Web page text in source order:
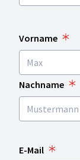
Vorname
Nachname
E-Mail